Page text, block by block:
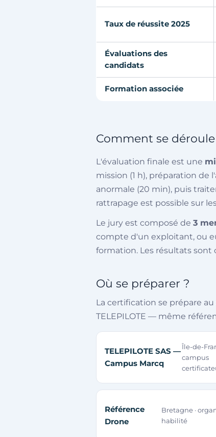
Taux de réussite 2025
Évaluations des
candidats
Formation associée
Comment se
L'évaluation finale est une
mission (1 h), préparation
anormale (20 min), puis
rattrapage est possible sur
Le jury est composé de 3
compte d'un exploitant, ou
formation. Les résultats sont
Où se préparer ?
La certification se prépare au
TELEPILOTE — même
TELEPILOTE SAS —
Campus Marcq
Île-de-
campus
Référence
Drone
Bretagne ·
habilité